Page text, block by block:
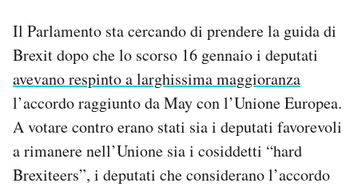
Hai bisogno di aiuto?
Esci
Il Parlamento sta cercando di prendere la guida di
Brexit dopo che lo scorso 16 gennaio i deputati
avevano respinto a larghissima maggioranza
l’accordo raggiunto da May con l’Unione Europea.
A votare contro erano stati sia i deputati favorevoli
a rimanere nell’Unione sia i cosiddetti “hard
Brexiteers”, i deputati che considerano l’accordo